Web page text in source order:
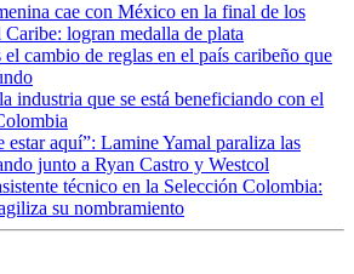
cae con México en la final de los
logran medalla de plata
cambio de reglas en el país caribeño que
industria que se está beneficiando con el
estar aquí”: Lamine Yamal paraliza las
junto a Ryan Castro y Westcol
técnico en la Selección Colombia:
su nombramiento